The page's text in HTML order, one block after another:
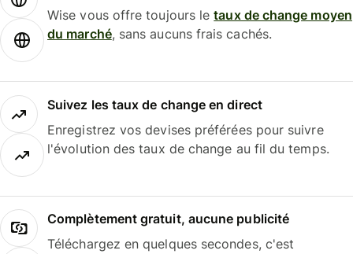
Wise vous offre toujours letaux de change moyen
du marché, sans aucuns frais cachés.
Suivez les taux de change en direct
Enregistrez vos devises préférées pour suivre
l'évolution des taux de change au fil du temps.
Complètement gratuit, aucune publicité
Téléchargez en quelques secondes, c'est